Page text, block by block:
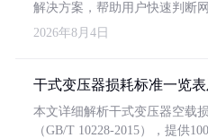
解决方案，帮助用户快速判断
2026年8月4日
干式变压器损耗标准一览
本文详细解析干式变压器空载
（GB/T 10228-2015），提供